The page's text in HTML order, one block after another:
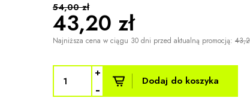
43,20 zł
54,00 zł
Najniższa cena w ciągu 30 dni przed aktualną promocją:
+
- Dodaj do koszyka